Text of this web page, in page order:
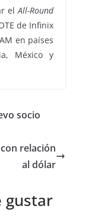
elAll-Round
de Infinix
en países
México y
socio
relación
al dólar
gustar